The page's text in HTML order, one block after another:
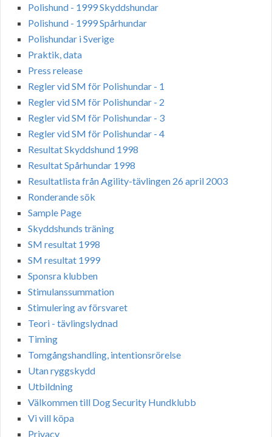
Polishund - 1999 Skyddshundar
Polishund - 1999 Spårhundar
Polishundar i Sverige
Praktik, data
Press release
Regler vid SM för Polishundar - 1
Regler vid SM för Polishundar - 2
Regler vid SM för Polishundar - 3
Regler vid SM för Polishundar - 4
Resultat Skyddshund 1998
Resultat Spårhundar 1998
Resultatlista från Agility-tävlingen 26 april 2003
Ronderande sök
Sample Page
Skyddshunds träning
SM resultat 1998
SM resultat 1999
Sponsra klubben
Stimulanssummation
Stimulering av försvaret
Teori - tävlingslydnad
Timing
Tomgångshandling, intentionsrörelse
Utan ryggskydd
Utbildning
Välkommen till Dog Security Hundklubb
Vi vill köpa
Privacy